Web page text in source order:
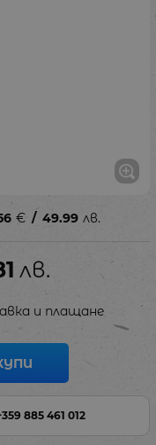
€ / 49.99 лв.
лв.
и плащане
885 461 012